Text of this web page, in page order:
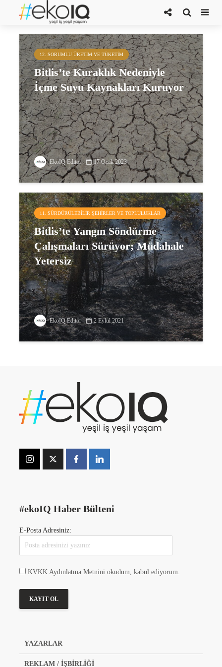
bitlis
12. SORUMLU ÜRETIM VE TÜKETIM
Bitlis’te Kuraklık Nedeniyle
İçme Suyu Kaynakları Kuruyor
EkoIQ Editör 17 Ocak 2023
11. SÜRDÜRÜLEBILIR ŞEHIRLER VE TOPLULUKLAR
Bitlis’te Yangın Söndürme
Çalışmaları Sürüyor; Müdahale
Yetersiz
EkoIQ Editör 2 Eylül 2021
#ekoIQ Haber Bülteni
E-Posta Adresiniz:
KVKK Aydınlatma Metnini okudum, kabul ediyorum.
YAZARLAR
REKLAM / İŞBİRLİĞİ